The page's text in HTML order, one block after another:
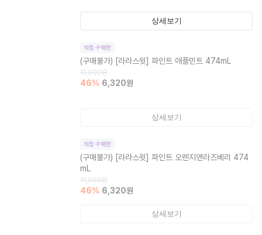
상세보기
직접 구매한
(구매불가) [라라스윗] 파인트 애플민트 474mL
11,900원
46% 6,320원
상세보기
직접 구매한
(구매불가) [라라스윗] 파인트 오렌지앤라즈베리 474
mL
11,900원
46% 6,320원
상세보기